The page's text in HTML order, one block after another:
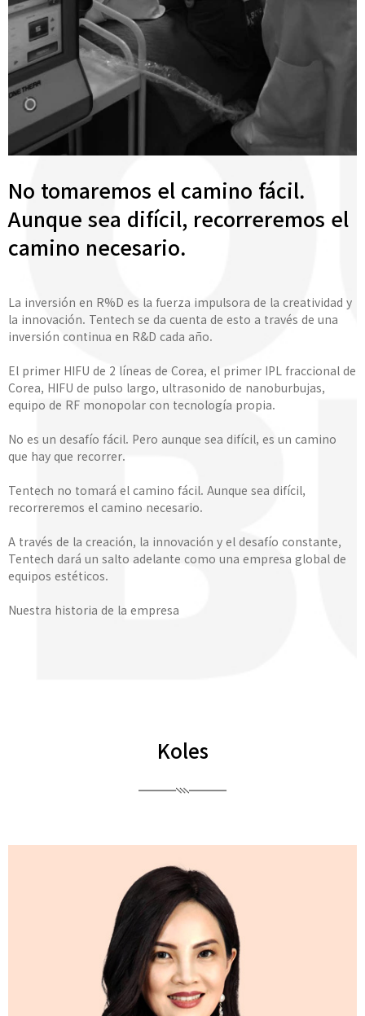
No tomaremos el camino fácil.
Aunque sea difícil, recorreremos el
camino necesario.
La inversión en R%D es la fuerza impulsora de la creatividad y
la innovación. Tentech se da cuenta de esto a través de una
inversión continua en R&D cada año.
El primer HIFU de 2 líneas de Corea, el primer IPL fraccional de
Corea, HIFU de pulso largo, ultrasonido de nanoburbujas,
equipo de RF monopolar con tecnología propia.
No es un desafío fácil. Pero aunque sea difícil, es un camino
que hay que recorrer.
Tentech no tomará el camino fácil. Aunque sea difícil,
recorreremos el camino necesario.
A través de la creación, la innovación y el desafío constante,
Tentech dará un salto adelante como una empresa global de
equipos estéticos.
Nuestra historia de la empresa
Koles